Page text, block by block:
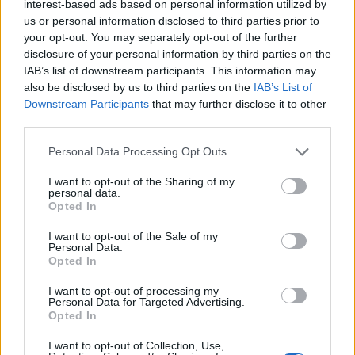
interest-based ads based on personal information utilized by
us or personal information disclosed to third parties prior to
your opt-out. You may separately opt-out of the further
disclosure of your personal information by third parties on the
IAB’s list of downstream participants. This information may
also be disclosed by us to third parties on the IAB’s List of
Downstream Participants that may further disclose it to other
Personal Data Processing Opt Outs
I want to opt-out of the Sharing of my
personal data.
Opted In
I want to opt-out of the Sale of my
Personal Data.
Opted In
I want to opt-out of processing my
Personal Data for Targeted Advertising.
Opted In
I want to opt-out of Collection, Use,
Инфекциите се развиваат многу брзо, тешко се
лекуваат, а во најтешките случаи единствен
начин за спасување на животот станува
ампутацијата на зафатениот екстремитет.
Експертите предупредуваат дека ксилазинот
дополнително го засилува ефектот на
фентанилот, кој и онака е еден од
најсмртоносните опиоиди на илегалниот пазар.
дишењето и работата на срцето и може да
предизвика нагол пад на крвниот притисок,
поопасни отколку кај самиот фентанил.
Дополнителен проблем претставува фактот што
поништување на ефектот на опиоидите, делува
само на фентанилот. На ксилазинот нема
речиси никаков ефект, поради што во случај на